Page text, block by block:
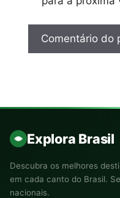
Explora Brasil
Descubra os melhores
em cada canto do Brasil.
nacionais.